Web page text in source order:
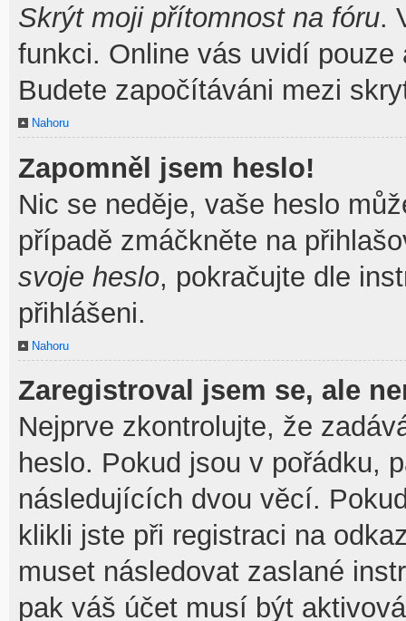
Skrýt moji přítomnost na fóru.
funkci. Online vás uvidí
Budete započítáváni mezi
Nahoru
Zapomněl jsem heslo!
Nic se neděje, vaše heslo
případě zmáčkněte na
svoje heslo, pokračujte dle
přihlášeni.
Nahoru
Zaregistroval jsem se, ale
Nejprve zkontrolujte, že
heslo. Pokud jsou v pořádku,
následujících dvou věcí.
klikli jste při registraci na
muset následovat zaslané
pak váš účet musí být